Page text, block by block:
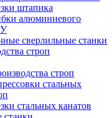
штапика
алюминиевого
сверлильные станки
строп
строп
стальных
стальных канатов